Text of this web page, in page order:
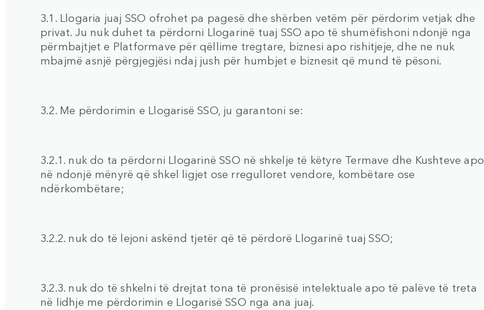
3.1. Llogaria juaj SSO ofrohet pa pagesë dhe shërben vetëm për përdorim vetjak dhe
privat. Ju nuk duhet ta përdorni Llogarinë tuaj SSO apo të shumëfishoni ndonjë nga
përmbajtjet e Platformave për qëllime tregtare, biznesi apo rishitjeje, dhe ne nuk
mbajmë asnjë përgjegjësi ndaj jush për humbjet e biznesit që mund të pësoni.
3.2. Me përdorimin e Llogarisë SSO, ju garantoni se:
3.2.1. nuk do ta përdorni Llogarinë SSO në shkelje të këtyre Termave dhe Kushteve apo
në ndonjë mënyrë që shkel ligjet ose rregulloret vendore, kombëtare ose
ndërkombëtare;
3.2.2. nuk do të lejoni askënd tjetër që të përdorë Llogarinë tuaj SSO;
3.2.3. nuk do të shkelni të drejtat tona të pronësisë intelektuale apo të palëve të treta
në lidhje me përdorimin e Llogarisë SSO nga ana juaj.